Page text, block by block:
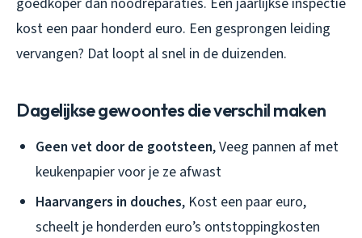
kost een paar honderd euro. Een gesprongen leiding
vervangen? Dat loopt al snel in de duizenden.
Dagelijkse gewoontes die verschil maken
Geen vet door de gootsteen, Veeg pannen af met
keukenpapier voor je ze afwast
Haarvangers in douches, Kost een paar euro,
scheelt je honderden euro’s ontstoppingkosten